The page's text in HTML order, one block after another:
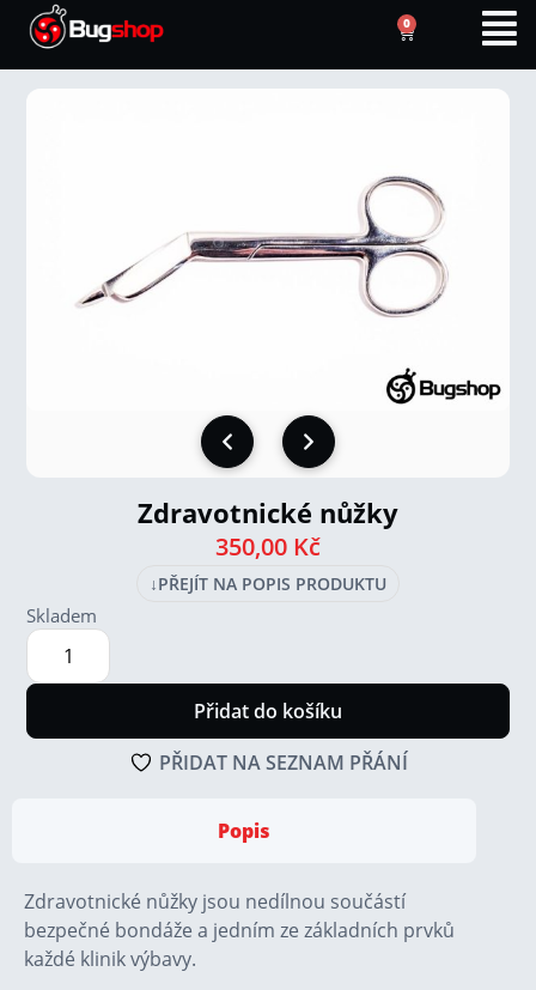
0
Zdravotnické nůžky
350,00 Kč
↓PŘEJÍT NA POPIS PRODUKTU
Skladem
Přidat do košíku
PŘIDAT NA SEZNAM PŘÁNÍ
Popis
Zdravotnické nůžky jsou nedílnou součástí
bezpečné bondáže a jedním ze základních prvků
každé klinik výbavy.